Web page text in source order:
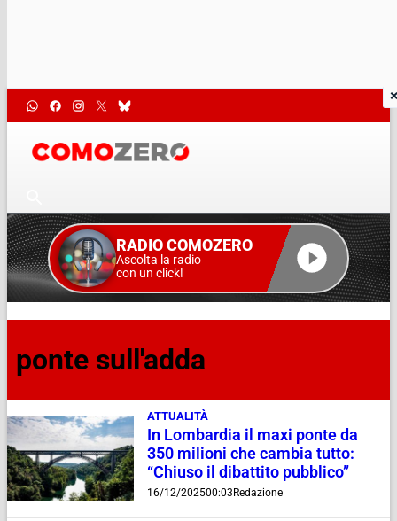
RADIO COMOZERO
Ascolta la radio
con un click!
ponte sull'adda
ATTUALITÀ
In Lombardia il maxi ponte da
350 milioni che cambia tutto:
“Chiuso il dibattito pubblico”
16/12/202500:03Redazione